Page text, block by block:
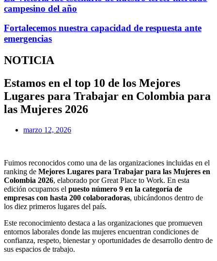
campesino del año
Fortalecemos nuestra capacidad de respuesta ante
emergencias
NOTICIA
Estamos en el top 10 de los Mejores
Lugares para Trabajar en Colombia para
las Mujeres 2026
marzo 12, 2026
Fuimos reconocidos como una de las organizaciones incluidas en el
ranking de Mejores Lugares para Trabajar para las Mujeres en
Colombia 2026, elaborado por Great Place to Work. En esta
edición ocupamos el puesto número 9 en la categoría de
empresas con hasta 200 colaboradoras, ubicándonos dentro de
los diez primeros lugares del país.
Este reconocimiento destaca a las organizaciones que promueven
entornos laborales donde las mujeres encuentran condiciones de
confianza, respeto, bienestar y oportunidades de desarrollo dentro de
sus espacios de trabajo.